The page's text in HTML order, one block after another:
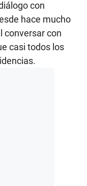
con
hace mucho
conversar con
casi todos los